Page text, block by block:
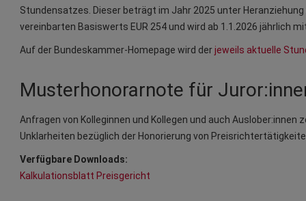
Stundensatzes. Dieser beträgt im Jahr 2025 unter
vereinbarten Basiswerts EUR 254 und wird ab 1.1.2026 jährlich
Auf der Bundeskammer-Homepage wird derjeweils aktuelle
Musterhonorarnote für
Anfragen von Kolleginnen und Kollegen und auch
Unklarheiten bezüglich der Honorierung von
Verfügbare Downloads:
Kalkulationsblatt Preisgericht